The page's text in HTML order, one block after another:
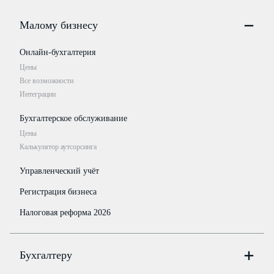
Малому бизнесу
Онлайн-бухгалтерия
Цены
Все возможности
Интеграции
Бухгалтерское обслуживание
Цены
Калькулятор аутсорсинга
Управленческий учёт
Регистрация бизнеса
Налоговая реформа 2026
Бухгалтеру